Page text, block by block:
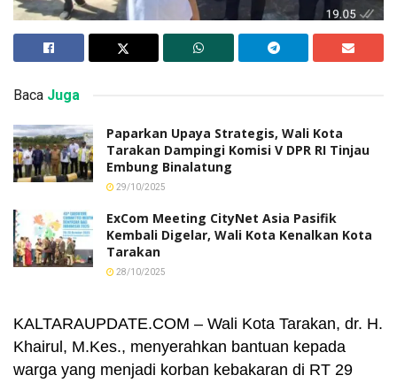
Baca Juga
Paparkan Upaya Strategis, Wali Kota
Tarakan Dampingi Komisi V DPR RI Tinjau
Embung Binalatung
29/10/2025
ExCom Meeting CityNet Asia Pasifik
Kembali Digelar, Wali Kota Kenalkan Kota
Tarakan
28/10/2025
KALTARAUPDATE.COM – Wali Kota Tarakan, dr. H.
Khairul, M.Kes., menyerahkan bantuan kepada
warga yang menjadi korban kebakaran di RT 29